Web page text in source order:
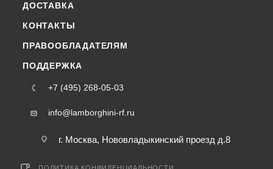
ДОСТАВКА
КОНТАКТЫ
ПРАВООБЛАДАТЕЛЯМ
ПОДДЕРЖКА
+7 (495) 268-05-03
info@lamborghini-rf.ru
г. Москва, Нововладыкинский проезд д.8